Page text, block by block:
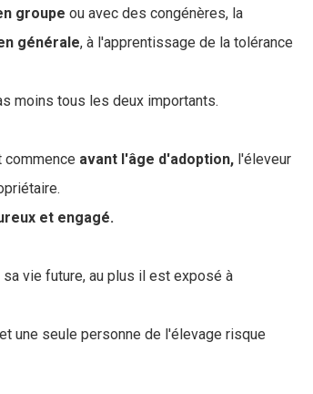
groupe ou avec des congénères, la
générale, à l'apprentissage de la tolérance
moins tous les deux importants.
avant l'âge d'adoption, l'éleveur
et engagé.
vie future, au plus il est exposé à
une seule personne de l'élevage risque